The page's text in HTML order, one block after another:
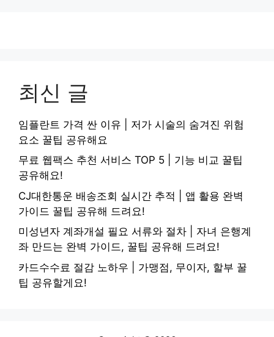
최신 글
임플란트 가격 싼 이유 | 저가 시술의 숨겨진 위험
요소 꿀팁 공유해요
무료 웹팩스 추천 서비스 TOP 5 | 기능 비교 꿀팁
공유해요!
CJ대한통운 배송조회 실시간 추적 | 앱 활용 완벽
가이드 꿀팁 공유해 드려요!
미성년자 계좌개설 필요 서류와 절차 | 자녀 은행계
좌 만드는 완벽 가이드, 꿀팁 공유해 드려요!
카드수수료 절감 노하우 | 가맹점, 무이자, 할부 꿀
팁 공유할게요!